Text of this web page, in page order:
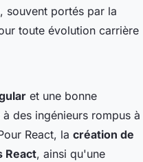
souvent portés par la
toute évolution carrière
et une bonne
à des ingénieurs rompus à
React, la création de
React, ainsi qu'une